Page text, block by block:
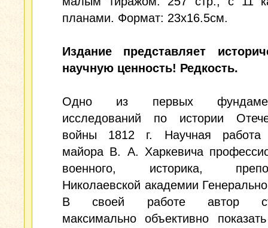
планами. Формат: 23x16.5см.
Издание представляет
научную ценность! Редкость.
Одно из первых
исследований по истории
войны 1812 г. Научная работа
майора В. А. Харкевича
военного, историка,
Николаевской академии
В своей работе автор
максимально объективно